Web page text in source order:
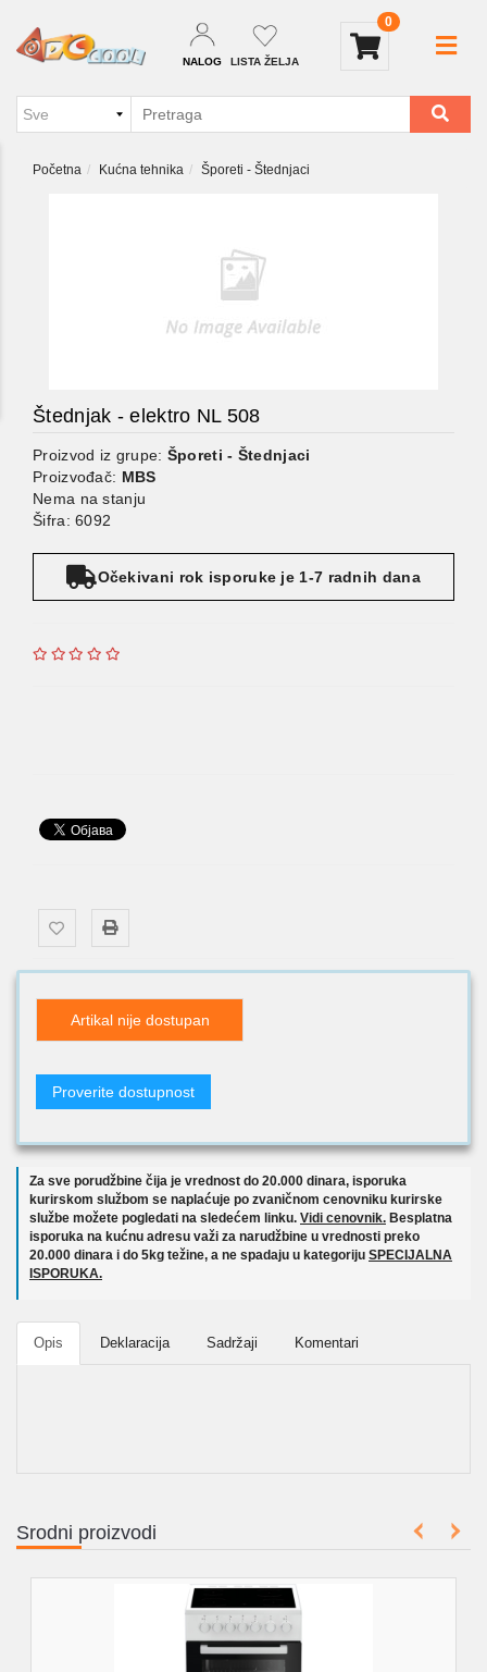
NALOG LISTA ŽELJA
0
Početna Kućna tehnika Šporeti - Štednjaci
Štednjak - elektro NL 508
Proizvod iz grupe: Šporeti - Štednjaci
Proizvođač: MBS
Nema na stanju
Šifra: 6092
Očekivani rok isporuke je 1-7 radnih dana
Artikal nije dostupan
Proverite dostupnost
Za sve porudžbine čija je vrednost do 20.000 dinara, isporuka
kurirskom službom se naplaćuje po zvaničnom cenovniku kurirske
službe možete pogledati na sledećem linku. Vidi cenovnik. Besplatna
isporuka na kućnu adresu važi za narudžbine u vrednosti preko
20.000 dinara i do 5kg težine, a ne spadaju u kategoriju SPECIJALNA
ISPORUKA.
Opis Deklaracija Sadržaji Komentari
Srodni proizvodi